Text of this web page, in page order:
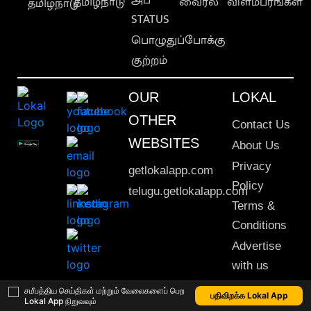
சமீபத்திய செய்திகள் மற்றும் வேலைகளைப் பெற
Lokal App நிறுவவும்
பதிவிறக்க Lokal App
STATUS
பொழுதுப்போக்கு
குற்றம்
OUR
OTHER
WEBSITES
getlokalapp.com
telugu.getlokalapp.com
LOKAL
Contact Us
About Us
Privacy
Policy
Terms &
Conditions
Advertise
with us
Sitemap
This material may not be published, transmitted, rewritten or redistributed. © 2020 Lokal App. All rights reserved.